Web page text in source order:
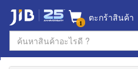
1 ตะกร้าสินค้า